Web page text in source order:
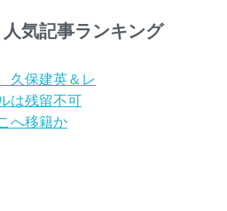
人気記事ランキング
久保建英＆レ
は残留不可
へ移籍か